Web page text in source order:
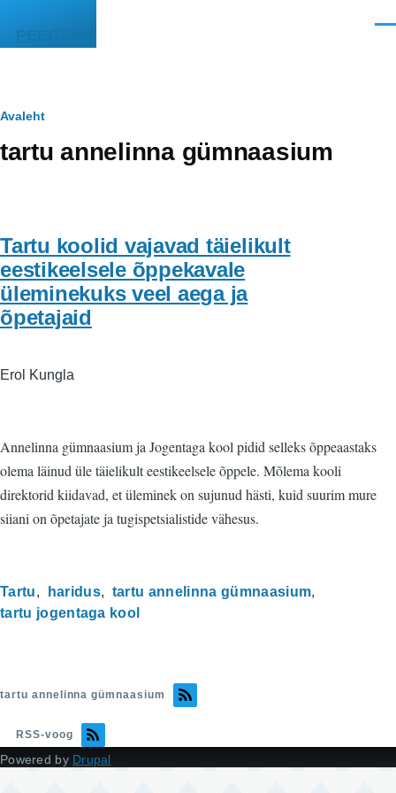
PEEGEL
Leivapuru
Avaleht
tartu annelinna gümnaasium
Tartu koolid vajavad täielikult
eestikeelsele õppekavale
üleminekuks veel aega ja
õpetajaid
Erol Kungla
Annelinna gümnaasium ja Jogentaga kool pidid selleks õppeaastaks
olema läinud üle täielikult eestikeelsele õppele. Mõlema kooli
direktorid kiidavad, et üleminek on sujunud hästi, kuid suurim mure
siiani on õpetajate ja tugispetsialistide vähesus.
Tartu haridus
tartu annelinna gümnaasium
tartu jogentaga kool
tartu annelinna gümnaasium
RSS-voog
Powered by Drupal